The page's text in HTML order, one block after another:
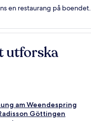
en restaurang på boendet.
utforska
am Weendespring
Göttingen